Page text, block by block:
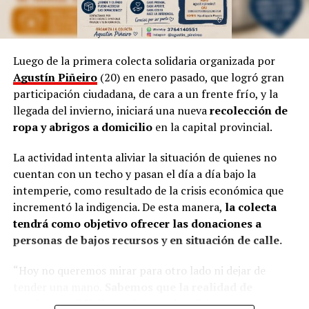
Por otra parte, Marinoni admite que el arte suele ser
provocador, así como las manifestaciones populares de
las niñas representando a lasVírgenes, como también
los tamborileros afroamericanos que se mezclan con las
costumbres tradicionales correntinas durante enero. “A
veces no entendemos la cultura del Litoral”, define.
En esa línea, en 2014, Marinoni incluyó al
Curupí , el
personaje de la mitología guaraní que tiene un pene
largo y envuelto en su cuerpo, un hecho que significó
una gran polémica en el anfiteatro Mario del Tránsito
Cocomarola, de Corrientes, donde se hacía e festival
chamamecero.
“Las políticas culturales son muy importantes”, apunta
el coreógrafo posadeño al considerar que siempre fue el
Estado el que garantizó las seguridad laboral a los
Luego de la primera colecta solidaria organizada por
Agustín Piñeiro(20) en enero pasado, que logró gran
participación ciudadana, de cara a un frente frío, y la
llegada del invierno, iniciará una nuevarecolección de
ropa y abrigos a domicilioen la capital provincial.
La actividad intenta aliviar la situación de quienes no
cuentan con un techo y pasan el día a día bajo la
intemperie, como resultado de la crisis económica que
incrementó la indigencia. De esta manera, la colecta
tendrá como objetivo ofrecer las donaciones a
personas de bajos recursos y en situación de calle.
“Hoy no queremos mirar para otro lado ni dejar de
muchos es difícil, que hay noches frías, mesas